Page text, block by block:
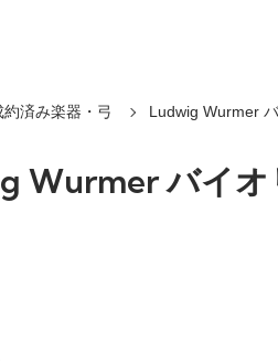
約済み楽器・弓 Ludwig Wurmer バ
Wurmer バイオ